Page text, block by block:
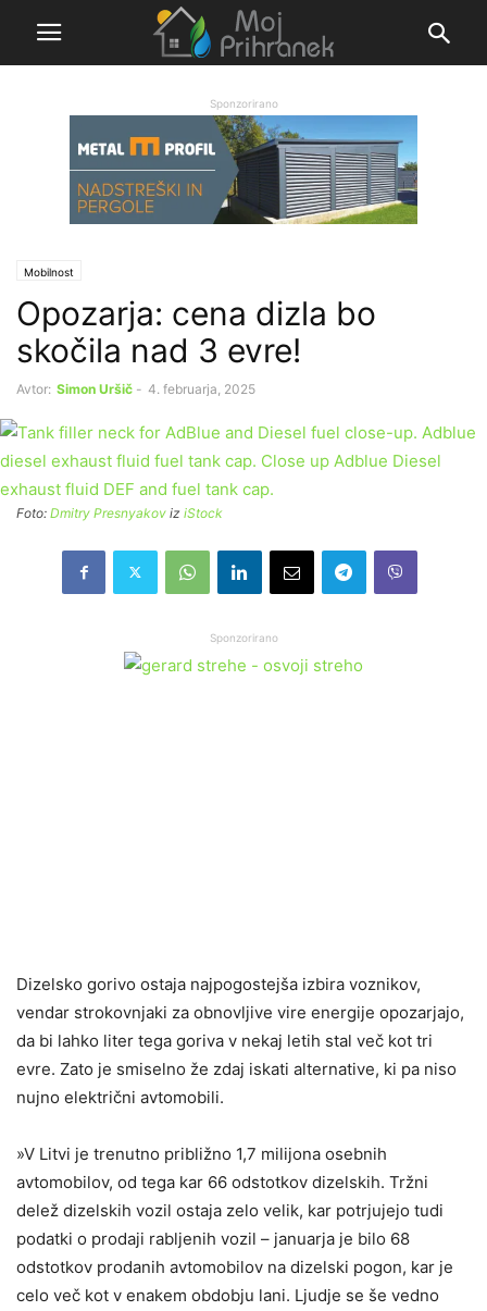
Sponzorirano
Mobilnost
Opozarja: cena dizla bo
skočila nad 3 evre!
Avtor: Simon Uršič - 4. februarja, 2025
Foto: Dmitry Presnyakov iz iStock
Sponzorirano
Dizelsko gorivo ostaja najpogostejša izbira voznikov,
vendar strokovnjaki za obnovljive vire energije opozarjajo,
da bi lahko liter tega goriva v nekaj letih stal več kot tri
evre. Zato je smiselno že zdaj iskati alternative, ki pa niso
nujno električni avtomobili.
»V Litvi je trenutno približno 1,7 milijona osebnih
avtomobilov, od tega kar 66 odstotkov dizelskih. Tržni
delež dizelskih vozil ostaja zelo velik, kar potrjujejo tudi
podatki o prodaji rabljenih vozil – januarja je bilo 68
odstotkov prodanih avtomobilov na dizelski pogon, kar je
celo več kot v enakem obdobju lani. Ljudje se še vedno